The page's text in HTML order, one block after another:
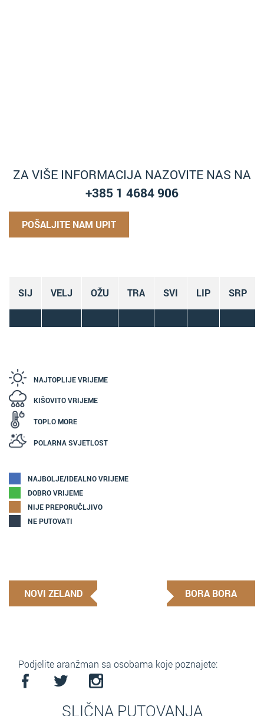
ZA VIŠE INFORMACIJA NAZOVITE NAS NA
+385 1 4684 906
POŠALJITE NAM UPIT
SIJ VELJ OŽU TRA SVI LIP SRP
NAJTOPLIJE VRIJEME
KIŠOVITO VRIJEME
TOPLO MORE
POLARNA SVJETLOST
NAJBOLJE/IDEALNO VRIJEME
DOBRO VRIJEME
NIJE PREPORUČLJIVO
NE PUTOVATI
NOVI ZELAND BORA BORA
Podjelite aranžman sa osobama koje poznajete:
SLIČNA PUTOVANJA